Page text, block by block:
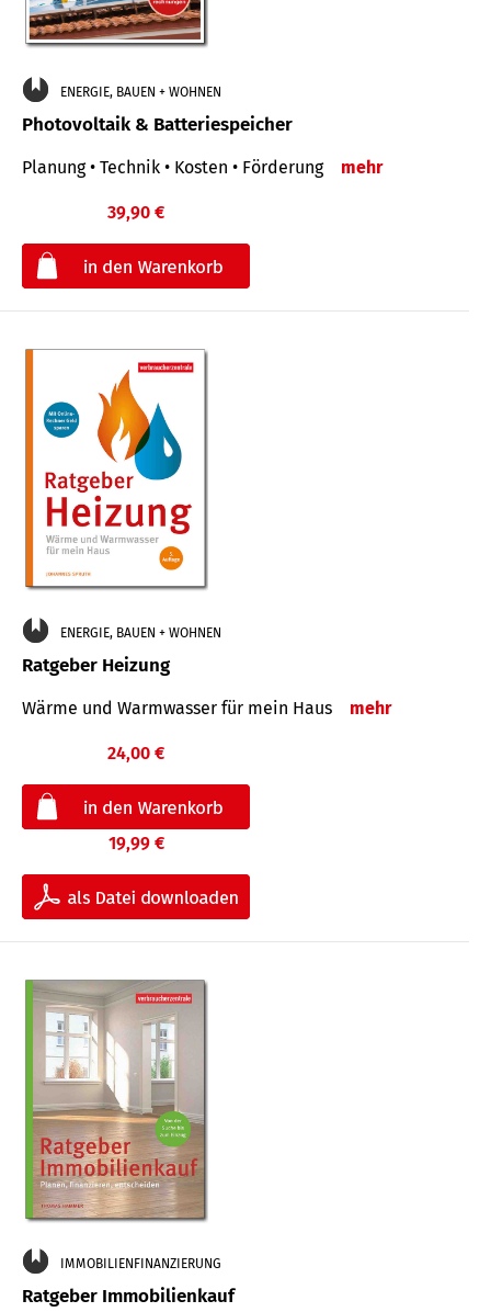
ENERGIE, BAUEN + WOHNEN
Photovoltaik & Batteriespeicher
Planung • Technik • Kosten • Förderung mehr
39,90 €
ENERGIE, BAUEN + WOHNEN
Ratgeber Heizung
Wärme und Warmwasser für mein Haus mehr
24,00 €
19,99 €
IMMOBILIENFINANZIERUNG
Ratgeber Immobilienkauf